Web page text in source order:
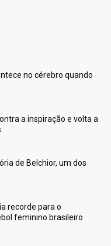
no cérebro quando
a inspiração e volta a
de Belchior, um dos
recorde para o
feminino brasileiro